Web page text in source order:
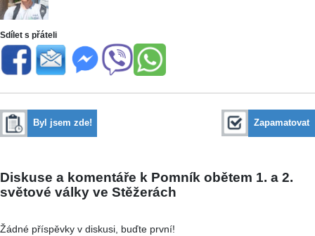
Sdílet s přáteli
Byl jsem zde! Zapamatovat
Diskuse a komentáře k Pomník obětem 1. a 2.
světové války ve Stěžerách
Žádné příspěvky v diskusi, buďte první!